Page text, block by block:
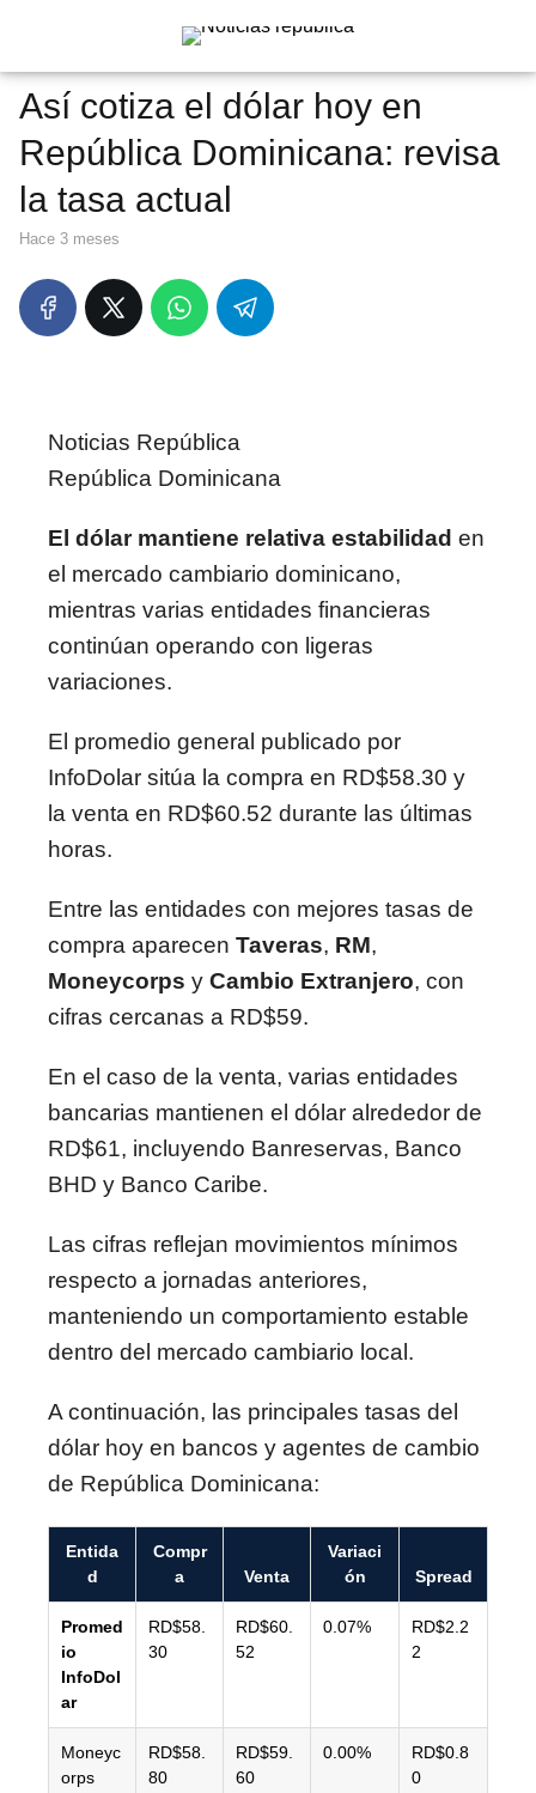
Así cotiza el dólar hoy en
República Dominicana: revisa
la tasa actual
hace 3 meses
Noticias República
República Dominicana
El dólar mantiene relativa estabilidad en
el mercado cambiario dominicano,
mientras varias entidades financieras
continúan operando con ligeras
variaciones.
El promedio general publicado por
InfoDolar sitúa la compra en RD$58.30 y
la venta en RD$60.52 durante las últimas
horas.
Entre las entidades con mejores tasas de
compra aparecen Taveras, RM,
Moneycorps y Cambio Extranjero, con
cifras cercanas a RD$59.
En el caso de la venta, varias entidades
bancarias mantienen el dólar alrededor de
RD$61, incluyendo Banreservas, Banco
BHD y Banco Caribe.
Las cifras reflejan movimientos mínimos
respecto a jornadas anteriores,
manteniendo un comportamiento estable
dentro del mercado cambiario local.
A continuación, las principales tasas del
dólar hoy en bancos y agentes de cambio
de República Dominicana:
Entida
d
Compr
a
Venta
Variaci
ón
Spread
Promed
io
InfoDol
ar
RD$58.
30
RD$60.
52
0.07%
RD$2.2
2
Moneyc
orps
RD$58.
80
RD$59.
60
0.00%
RD$0.8
0